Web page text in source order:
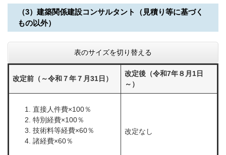
（3）建築関係建設コンサルタント（見積り等に基づく
もの以外）
表のサイズを切り替える
改定前（～令和７年７月31日）
改定後（令和7年８月1日
～）
直接人件費×100％
特別経費×100％
技術料等経費×60％
諸経費×60％
改定なし